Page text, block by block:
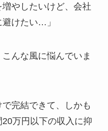
増やしたいけど、会社
けたい…」
んな風に悩んでいま
完結できて、しかも
万円以下の収入に抑